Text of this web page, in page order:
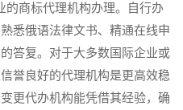
的商标代理机构办理。自行办
悉俄语法律文书、精通在线申
答复。对于大多数国际企业或
誉良好的代理机构是更高效稳
更代办机构能凭借其经验，确